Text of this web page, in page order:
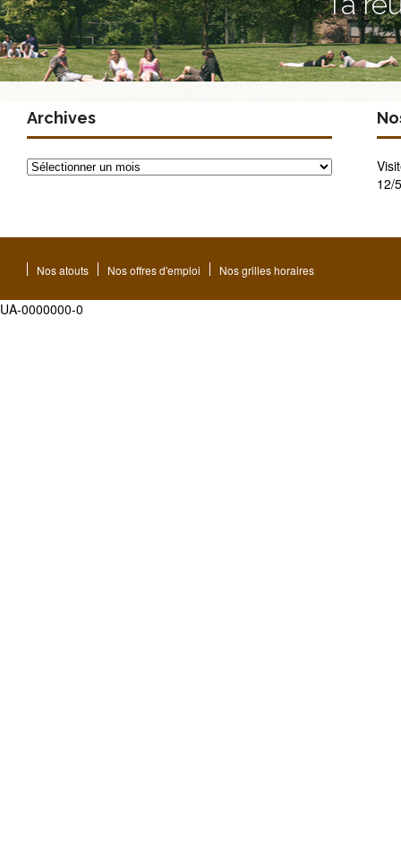
Archives
Archives
12/
Nos atouts Nos offres d'emploi Nos grilles horaires
UA-0000000-0